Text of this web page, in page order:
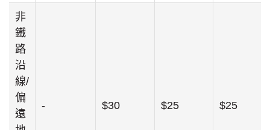
非
鐵
路
沿
線/
偏
遠
- $30 $25 $25